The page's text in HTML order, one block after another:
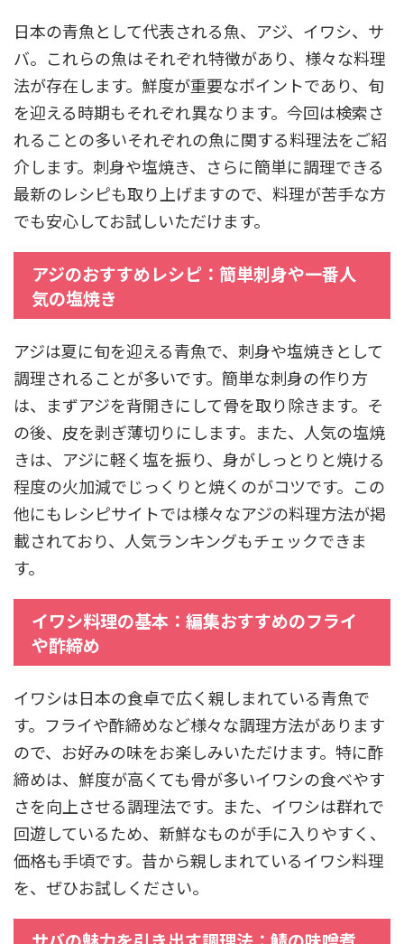
日本の青魚として代表される魚、アジ、イワシ、サ
バ。これらの魚はそれぞれ特徴があり、様々な料理
法が存在します。鮮度が重要なポイントであり、旬
を迎える時期もそれぞれ異なります。今回は検索さ
れることの多いそれぞれの魚に関する料理法をご紹
介します。刺身や塩焼き、さらに簡単に調理できる
最新のレシピも取り上げますので、料理が苦手な方
でも安心してお試しいただけます。
アジのおすすめレシピ：簡単刺身や一番人
気の塩焼き
アジは夏に旬を迎える青魚で、刺身や塩焼きとして
調理されることが多いです。簡単な刺身の作り方
は、まずアジを背開きにして骨を取り除きます。そ
の後、皮を剥ぎ薄切りにします。また、人気の塩焼
きは、アジに軽く塩を振り、身がしっとりと焼ける
程度の火加減でじっくりと焼くのがコツです。この
他にもレシピサイトでは様々なアジの料理方法が掲
載されており、人気ランキングもチェックできま
す。
イワシ料理の基本：編集おすすめのフライ
や酢締め
イワシは日本の食卓で広く親しまれている青魚で
す。フライや酢締めなど様々な調理方法があります
ので、お好みの味をお楽しみいただけます。特に酢
締めは、鮮度が高くても骨が多いイワシの食べやす
さを向上させる調理法です。また、イワシは群れで
回遊しているため、新鮮なものが手に入りやすく、
価格も手頃です。昔から親しまれているイワシ料理
を、ぜひお試しください。